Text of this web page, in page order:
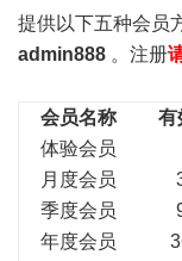
提供以下五种会员
admin888 。注册
会员名称 有
体验会员
月度会员
季度会员
年度会员